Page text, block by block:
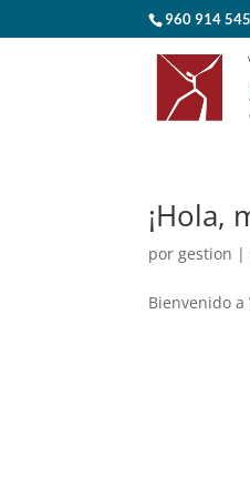
960 914 545
¡Hola,
porgestion |
Bienvenido